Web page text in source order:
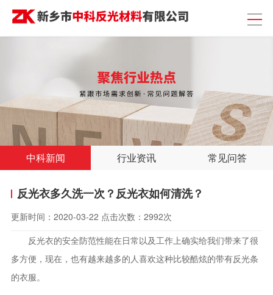
中科新闻 行业资讯 常见问答
反光衣多久洗一次？反光衣如何清洗？
更新时间： 2020-03-22 点击次数： 2992次
反光衣的安全防范性能在日常以及工作上确实给我们带来了很
多方便，现在，也有越来越多的人喜欢这种比较酷炫的带有反光条
的衣服。